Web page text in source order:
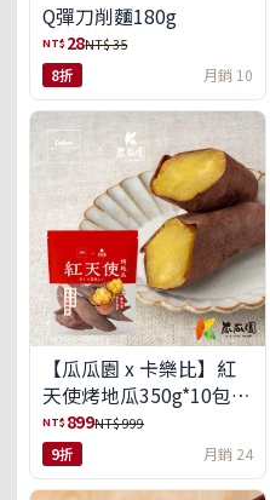
Q彈刀削麵180g
NT$ 28NT$ 35
8折 月銷 10
【瓜瓜園 x 卡樂比】紅
天使烤地瓜350g*10包
(免運組)
NT$ 899NT$ 999
9折 月銷 24